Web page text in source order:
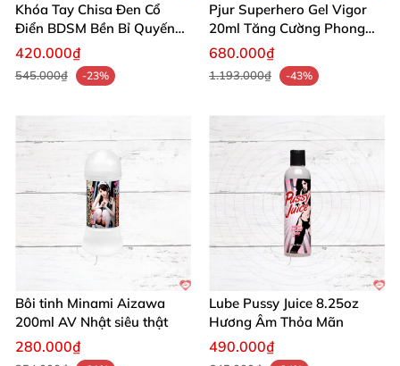
Khóa Tay Chisa Đen Cổ
Điển BDSM Bền Bỉ Quyến
Rũ
420.000₫
545.000₫ -23%
Pjur Superhero Gel Vigor
20ml Tăng Cường Phong
Độ Nam
680.000₫
1.193.000₫ -43%
Bôi tinh Minami Aizawa
200ml AV Nhật siêu thật
280.000₫
Lube Pussy Juice 8.25oz
Hương Âm Thỏa Mãn
490.000₫